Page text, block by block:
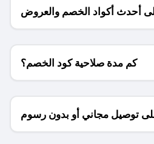
أحدث أكواد الخصم والعروض
للمتاجر؟
كم مدة صلاحية كود الخصم؟
توصيل مجاني أو بدون رسوم
الشحن ؟